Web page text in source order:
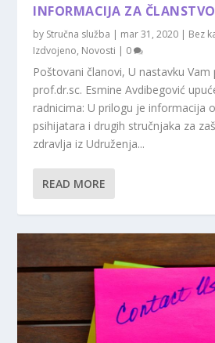
INFORMACIJA ZA ČLANSTVO
by Stručna služba | mar 31, 2020 | Bez
Izdvojeno, Novosti | 0
Poštovani članovi, U nastavku
prof.dr.sc. Esmine Avdibegović
radnicima: U prilogu je informacija
psihijatara i drugih stručnjaka za
zdravlja iz Udruženja...
READ MORE